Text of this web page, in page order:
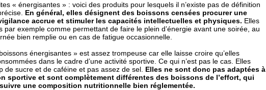
« énergisantes » : voici des produits pour lesquels il n’existe pas de définition
En général, elles désignent des boissons censées procurer une
accrue et stimuler les capacités intellectuelles et physiques. Elles
par exemple comme permettant de faire le plein d’énergie avant une soirée, au
bien remplie ou en cas de fatigue occasionnelle.
énergisantes » est assez trompeuse car elle laisse croire qu’elles
dans le cadre d’une activité sportive. Ce qui n’est pas le cas. Elles
de sucre et de caféine et pas assez de sel. Elles ne sont donc pas adaptées à
sportive et sont complètement différentes des boissons de l’effort, qui
une composition nutritionnelle bien réglementée.